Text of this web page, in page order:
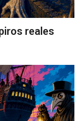
reales